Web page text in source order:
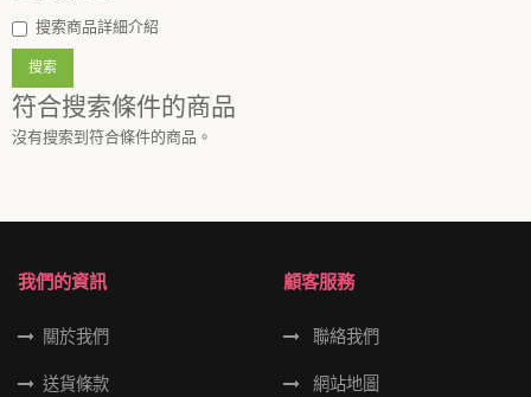
搜索商品詳細介紹
符合搜索條件的商品
沒有搜索到符合條件的商品。
我們的資訊
關於我們
送貨條款
顧客服務
聯絡我們
網站地圖